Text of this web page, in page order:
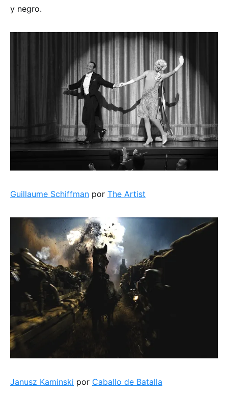
y negro.
Guillaume Schiffman por The Artist
Janusz Kaminski por Caballo de Batalla